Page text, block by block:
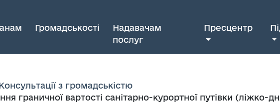
Громадськості
Надавачам
послуг
Пресцентр
з громадськістю
граничної вартості санітарно-курортної путівки (ліжко-